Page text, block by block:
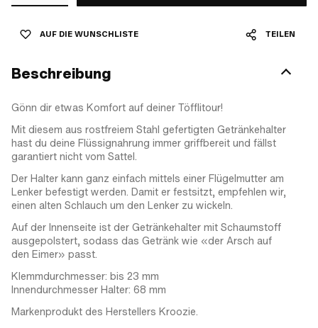
AUF DIE WUNSCHLISTE TEILEN
Beschreibung
Gönn dir etwas Komfort auf deiner Töfflitour!
Mit diesem aus rostfreiem Stahl gefertigten Getränkehalter
hast du deine Flüssignahrung immer griffbereit und fällst
garantiert nicht vom Sattel.
Der Halter kann ganz einfach mittels einer Flügelmutter am
Lenker befestigt werden. Damit er festsitzt, empfehlen wir,
einen alten Schlauch um den Lenker zu wickeln.
Auf der Innenseite ist der Getränkehalter mit Schaumstoff
ausgepolstert, sodass das Getränk wie «der Arsch auf
den Eimer» passt.
Klemmdurchmesser: bis 23 mm
Innendurchmesser Halter: 68 mm
Markenprodukt des Herstellers Kroozie.